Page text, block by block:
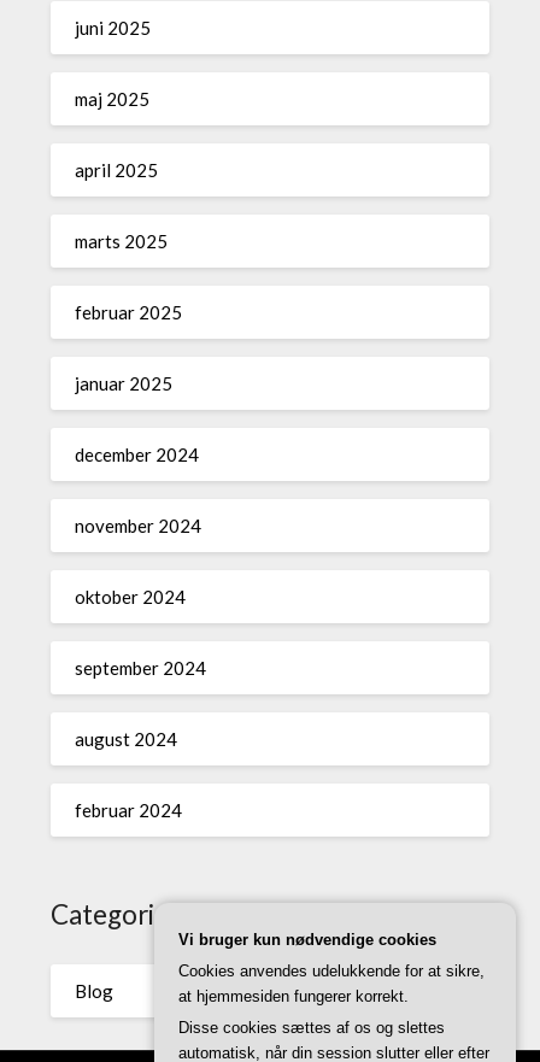
juni 2025
maj 2025
april 2025
marts 2025
februar 2025
januar 2025
december 2024
november 2024
oktober 2024
september 2024
august 2024
februar 2024
Categories
Blog
Vi bruger kun nødvendige cookies
Cookies anvendes udelukkende for at sikre,
at hjemmesiden fungerer korrekt.
Disse cookies sættes af os og slettes
automatisk, når din session slutter eller efter